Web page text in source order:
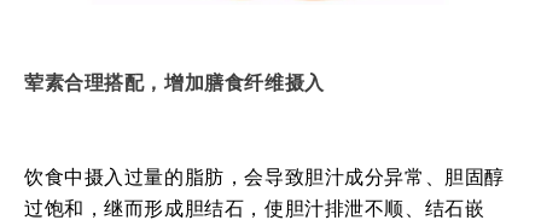
荤素合理搭配，增加膳食纤维摄入
饮食中摄入过量的脂肪，会导致胆汁成分异常、胆固醇
过饱和，继而形成胆结石，使胆汁排泄不顺、结石嵌